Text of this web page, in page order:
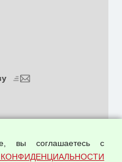
данных
вы соглашаетесь с